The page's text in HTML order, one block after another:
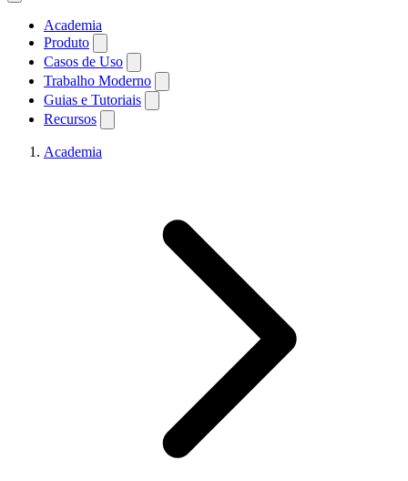
Academia
Produto
Casos de Uso
Trabalho Moderno
Guias e Tutoriais
Recursos
Academia